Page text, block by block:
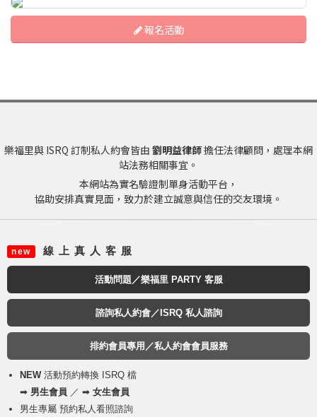
報名活動
樂福里與 ISRQ 訂制私人約會皆由 劉明益律師擔任法律顧問，處理本網
站法務相關事宜。
本網站為實名驗證制單身活動平台，
協助安排真實見面，致力於建立誠意與信任的交友環境。
new 線 上 真 人 客 服
活動問題／樂福里 PARTY 客服
諮詢私人約會／ISRQ 私人諮詢
排約會員專用／私人約會會員服務
NEW活動預約轉換 ISRQ 檔
➡ 男生會員 ／ ➡ 女生會員
男生專屬 預約私人看照諮詢